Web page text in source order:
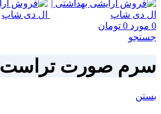
0 مورد 0 تومان
جستجو
سرم صورت تراست
بستن